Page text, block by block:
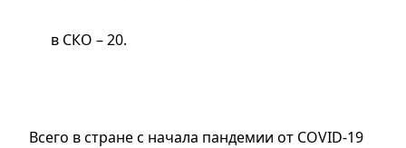
в СКО – 20.
Всего в стране с начала пандемии от COVID-19